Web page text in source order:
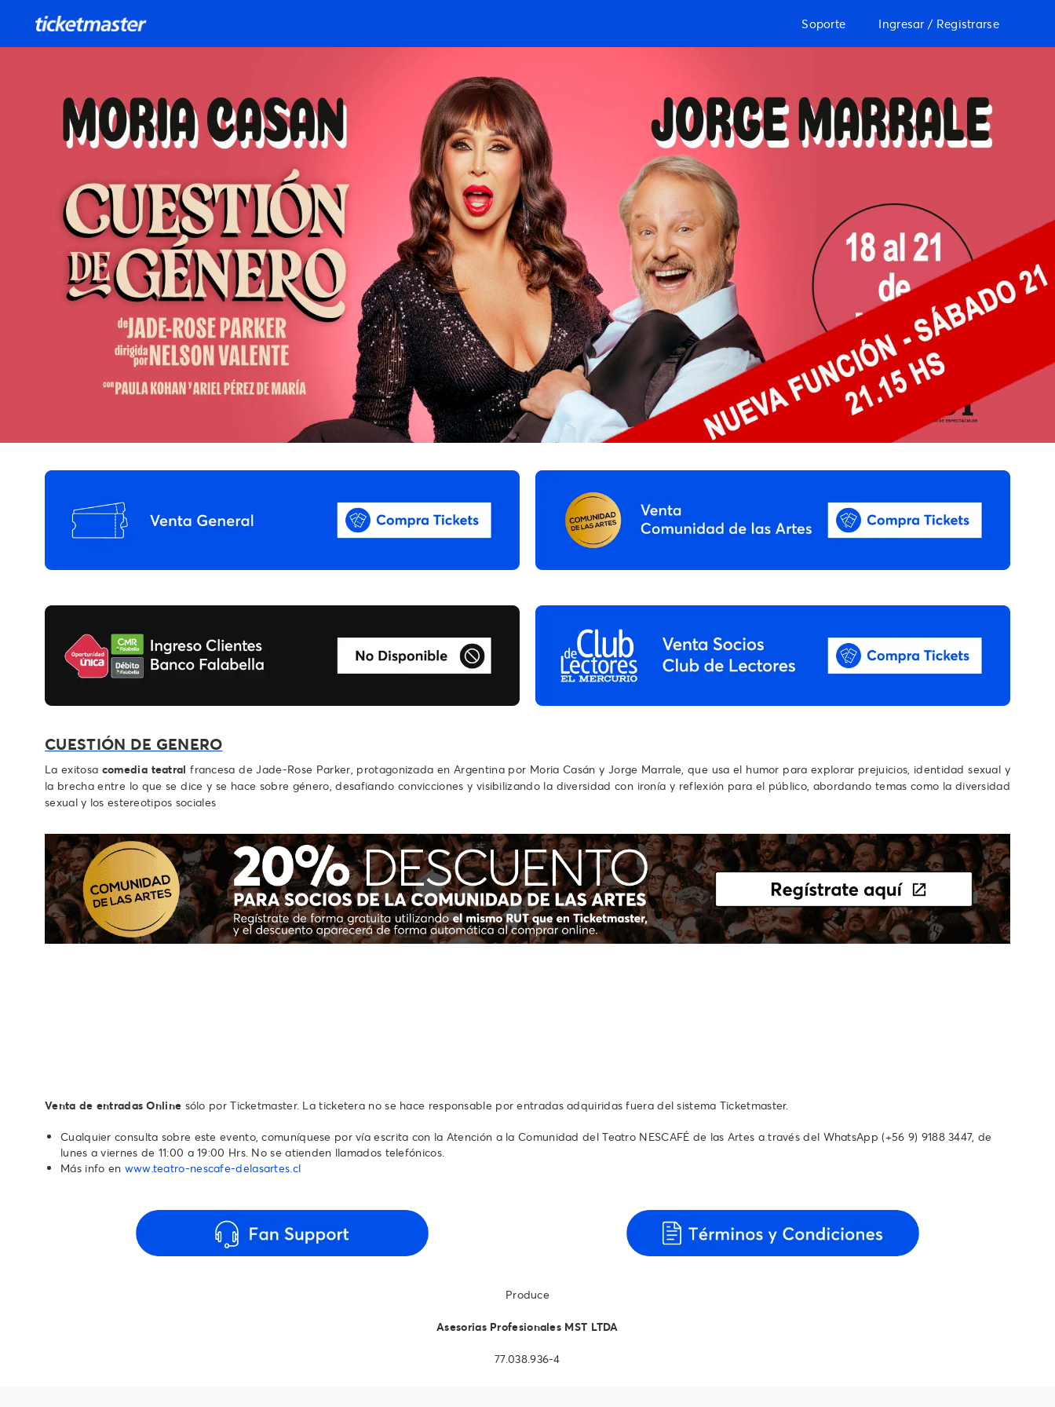
Soporte Ingresar / Registrarse
CUESTIÓN DE GENERO
La exitosa comedia teatral francesa de Jade-Rose Parker, protagonizada en Argentina por Moria Casán y Jorge Marrale, que usa el humor para explorar prejuicios, identidad sexual y
la brecha entre lo que se dice y se hace sobre género, desafiando convicciones y visibilizando la diversidad con ironía y reflexión para el público, abordando temas como la diversidad
sexual y los estereotipos sociales
Venta de entradas Online sólo por Ticketmaster. La ticketera no se hace responsable por entradas adquiridas fuera del sistema Ticketmaster.
Cualquier consulta sobre este evento, comuníquese por vía escrita con la Atención a la Comunidad del Teatro NESCAFÉ de las Artes a través del WhatsApp ‪(+56 9) 9188 3447‬, de
lunes a viernes de 11:00 a 19:00 Hrs. No se atienden llamados telefónicos.‬‬‬‬‬‬
Más info en www.teatro-nescafe-delasartes.cl
Produce
Asesorias Profesionales MST LTDA
77.038.936-4